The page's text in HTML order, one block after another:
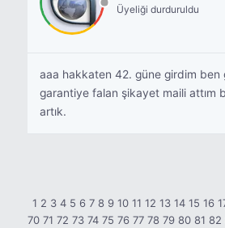
Üyeliği durduruldu
aaa hakkaten 42. güne girdim ben
garantiye falan şikayet maili attım
artık.
1 2 3 4 5 6 7 8 9 10 11 12 13 14 15 16
70 71 72 73 74 75 76 77 78 79 80 81 82